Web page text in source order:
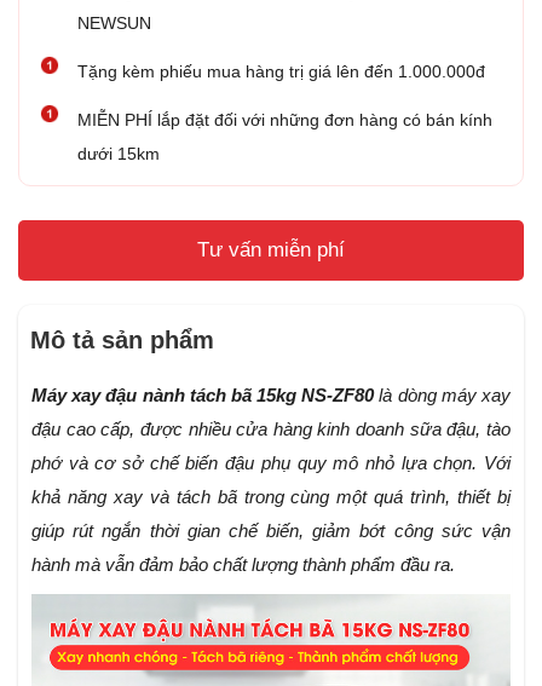
NEWSUN
Tặng kèm phiếu mua hàng trị giá lên đến 1.000.000đ
MIỄN PHÍ lắp đặt đối với những đơn hàng có bán kính
dưới 15km
Tư vấn miễn phí
Mô tả sản phẩm
Máy xay đậu nành tách bã 15kg NS-ZF80là dòng máy xay
đậu cao cấp, được nhiều cửa hàng kinh doanh sữa đậu, tào
phớ và cơ sở chế biến đậu phụ quy mô nhỏ lựa chọn. Với
khả năng xay và tách bã trong cùng một quá trình, thiết bị
giúp rút ngắn thời gian chế biến, giảm bớt công sức vận
hành mà vẫn đảm bảo chất lượng thành phẩm đầu ra.